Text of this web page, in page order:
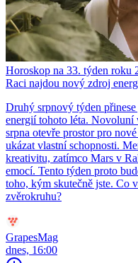
Horoskop na 33. týden roku
Raci najdou nový zdroj
Druhý srpnový týden
energií tohoto léta. Novoluní
srpna otevře prostor pro
ukázat vlastní schopnosti.
kreativitu, zatímco Mars v
emocí. Tento týden proto
toho, kým skutečně jste. Co
zvěrokruhu?
GrapesMag
dnes, 16:00